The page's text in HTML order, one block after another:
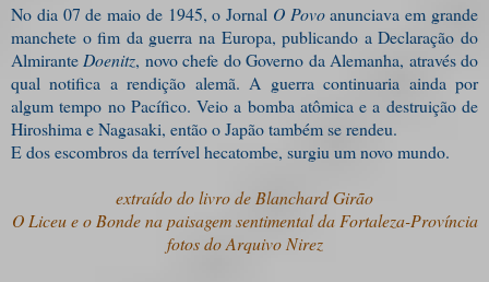
No dia 07 de maio de 1945, o Jornal O Povoanunciava em grande
manchete o fim da guerra na Europa, publicando a Declaração do
Almirante Doenitz, novo chefe do Governo da Alemanha, através do
qual notifica a rendição alemã. A guerra continuaria ainda por
algum tempo no Pacífico. Veio a bomba atômica e a destruição de
Hiroshima e Nagasaki, então o Japão também se rendeu.
E dos escombros da terrível hecatombe, surgiu um novo mundo.
extraído do livro de Blanchard Girão
O Liceu e o Bonde na paisagem sentimental da Fortaleza-Província
fotos do Arquivo Nirez